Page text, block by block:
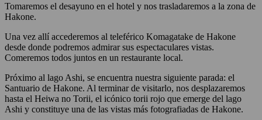
Tomaremos el desayuno en el hotel y nos trasladaremos a la zona de
Hakone.
Una vez allí accederemos al teleférico Komagatake de Hakone
desde donde podremos admirar sus espectaculares vistas.
Comeremos todos juntos en un restaurante local.
Próximo al lago Ashi, se encuentra nuestra siguiente parada: el
Santuario de Hakone. Al terminar de visitarlo, nos desplazaremos
hasta el Heiwa no Torii, el icónico torii rojo que emerge del lago
Ashi y constituye una de las vistas más fotografiadas de Hakone.